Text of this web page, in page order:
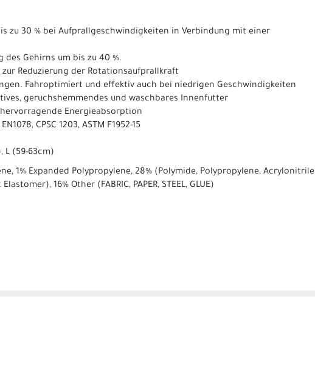
zu 30 % bei Aufprallgeschwindigkeiten in Verbindung mit einer
Gehirns um bis zu 40 %.
Reduzierung der Rotationsaufprallkraft
Fahroptimiert und effektiv auch bei niedrigen Geschwindigkeiten
geruchshemmendes und waschbares Innenfutter
Energieabsorption
CPSC 1203, ASTM F1952-15
L (59-63cm)
1% Expanded Polypropylene, 28% (Polymide, Polypropylene, Acrylonitrile
16% Other (FABRIC, PAPER, STEEL, GLUE)